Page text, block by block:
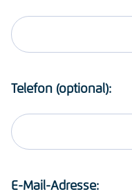
Telefon (optional):
E-Mail-Adresse: